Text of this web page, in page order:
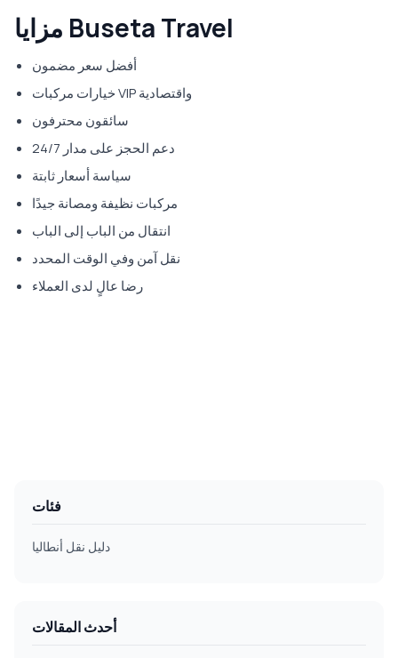
مزايا Buseta Travel
أفضل سعر مضمون
خيارات مركبات VIP واقتصادية
سائقون محترفون
دعم الحجز على مدار 24/7
سياسة أسعار ثابتة
مركبات نظيفة ومصانة جيدًا
انتقال من الباب إلى الباب
نقل آمن وفي الوقت المحدد
رضا عالٍ لدى العملاء
فئات
دليل نقل أنطاليا
أحدث المقالات